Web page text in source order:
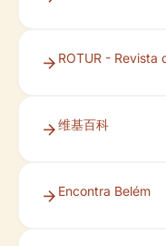
ROTUR - Revista
维基百科
Encontra Belém